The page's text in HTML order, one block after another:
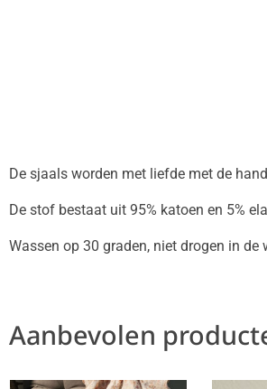
De sjaals worden met liefde met de
De stof bestaat uit 95% katoen en 5%
Wassen op 30 graden, niet drogen in de
Aanbevolen